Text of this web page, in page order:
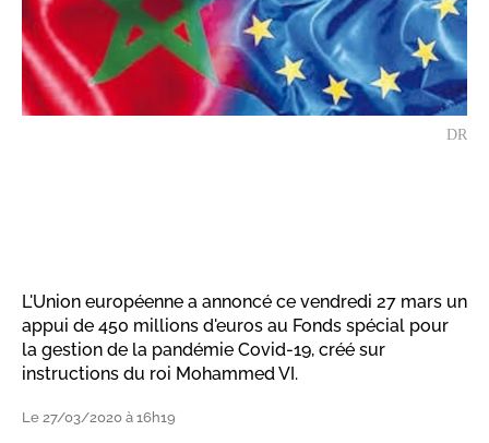
DR
L'Union européenne a annoncé ce vendredi 27 mars un
appui de 450 millions d'euros au Fonds spécial pour
la gestion de la pandémie Covid-19, créé sur
instructions du roi Mohammed VI.
Le 27/03/2020 à 16h19